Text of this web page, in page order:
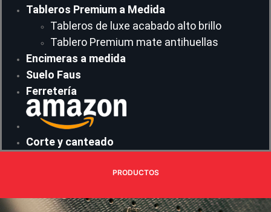
Tableros Premium a Medida
Tableros de luxe acabado alto brillo
Tablero Premium mate antihuellas
Encimeras a medida
Suelo Faus
Ferretería
Corte y canteado
PRODUCTOS